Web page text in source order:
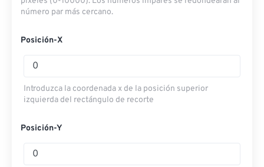
número par más cercano.
Posición-X
Introduzca la coordenada x de la posición superior
izquierda del rectángulo de recorte
Posición-Y